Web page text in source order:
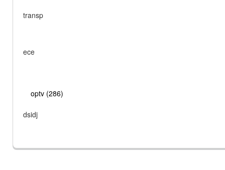
transp
ece
optv (286)
dsidj